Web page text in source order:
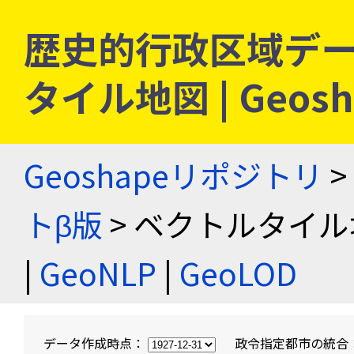
歴史的行政区域デ
タイル地図 |
Geoshapeリポジトリ >
トβ版 > ベクトルタイ
| GeoNLP | GeoLOD
データ作成時点： 政令指定都市の統